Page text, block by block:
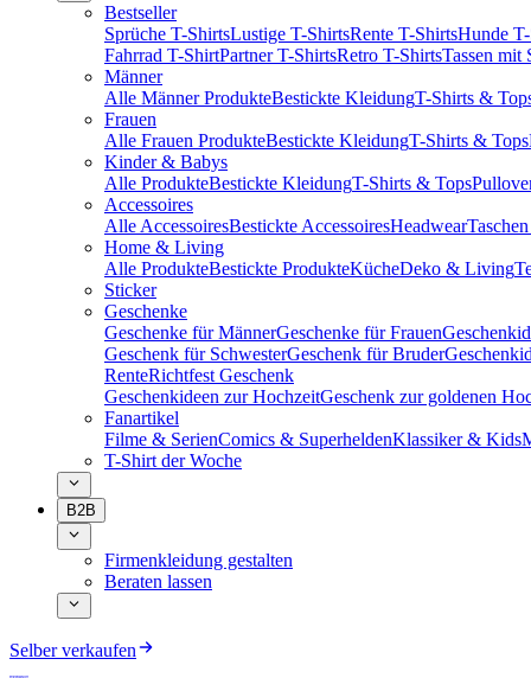
Bestseller
Sprüche T-ShirtsLustige T-ShirtsRente T-ShirtsHunde
Fahrrad T-ShirtPartner T-ShirtsRetro T-ShirtsTassen mit
Männer
Alle Männer ProdukteBestickte KleidungT-Shirts &
Frauen
Alle Frauen ProdukteBestickte KleidungT-Shirts & Tops
Kinder & Babys
Alle ProdukteBestickte KleidungT-Shirts & Tops
Accessoires
Alle AccessoiresBestickte AccessoiresHeadwear
Home & Living
Alle ProdukteBestickte ProdukteKücheDeko & Living
Sticker
Geschenke
Geschenke für MännerGeschenke für Frauen
Geschenk für SchwesterGeschenk für Bruder
RenteRichtfest Geschenk
Geschenkideen zur HochzeitGeschenk zur goldenen
Fanartikel
Filme & SerienComics & SuperheldenKlassiker & Kids
T-Shirt der Woche
B2B
Firmenkleidung gestalten
Beraten lassen
Selber verkaufen